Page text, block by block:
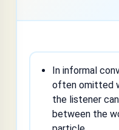
In informal
often omitted
the listener
between the